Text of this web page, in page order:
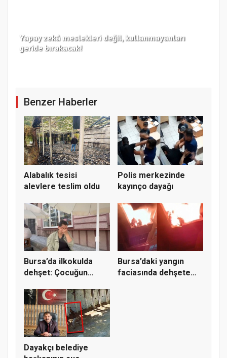
Yapay zekâ meslekleri değil, kullanmayanları
geride bırakacak!
Benzer Haberler
Alabalık tesisi
alevlere teslim oldu
Polis merkezinde
kayınço dayağı
Bursa’da ilkokulda
dehşet: Çocuğun
Bursa’daki yangın
faciasında dehşete
Dayakçı belediye